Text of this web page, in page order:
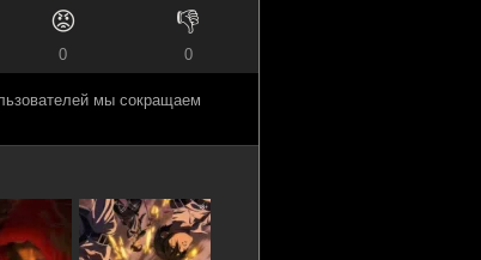
😡
0
👎
0
мы сокращаем